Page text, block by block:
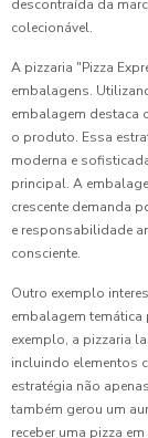
descontraída da
colecionável.
A pizzaria "Pizza
embalagens.
embalagem destaca
o produto. Essa
moderna e
principal. A
crescente demanda
e responsabilidade
consciente.
Outro exemplo
embalagem
exemplo, a pizzaria
incluindo elementos
estratégia não
também gerou um
receber uma pizza